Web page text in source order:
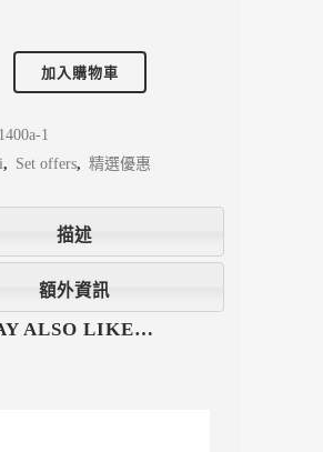
加入購物車
1
, Set offers, 精選優惠
描述
額外資訊
ALSO LIKE…